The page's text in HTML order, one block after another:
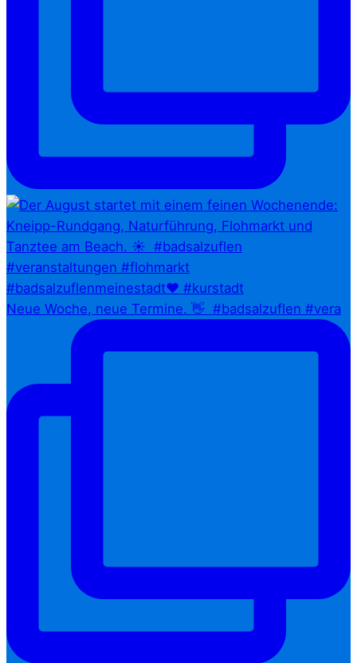
Neue Woche, neue Termine. 👋⁠ ⁠ #badsalzuflen #vera